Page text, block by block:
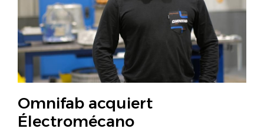
Omnifab acquiert
Électromécano